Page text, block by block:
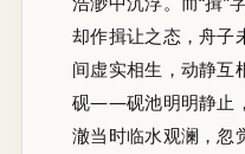
却作揖让之态，舟子
间虚实相生，动静互
砚——砚池明明静止
澈当时临水观澜，忽